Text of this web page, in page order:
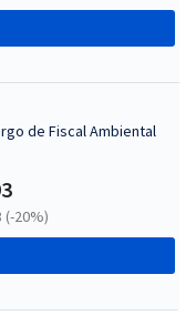
de Fiscal Ambiental
(-20%)